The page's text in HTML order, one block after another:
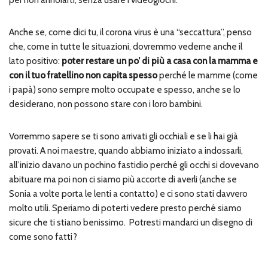
Anche se, come dici tu, il corona virus è una “seccattura”, penso
che, come in tutte le situazioni, dovremmo vederne anche il
lato positivo: poter restare un po’ di più a casa con la mamma e
con il tuo fratellino non capita spessoperché le mamme (come
i papà) sono sempre molto occupate e spesso, anche se lo
desiderano, non possono stare con i loro bambini.
Vorremmo sapere se ti sono arrivati gli occhiali e se li hai già
provati. A noi maestre, quando abbiamo iniziato a indossarli,
all’inizio davano un pochino fastidio perché gli occhi si dovevano
abituare ma poi non ci siamo più accorte di averli (anche se
Sonia a volte porta le lenti a contatto) e ci sono stati davvero
molto utili. Speriamo di poterti vedere presto perché siamo
sicure che ti stiano benissimo. Potresti mandarci un disegno di
come sono fatti?